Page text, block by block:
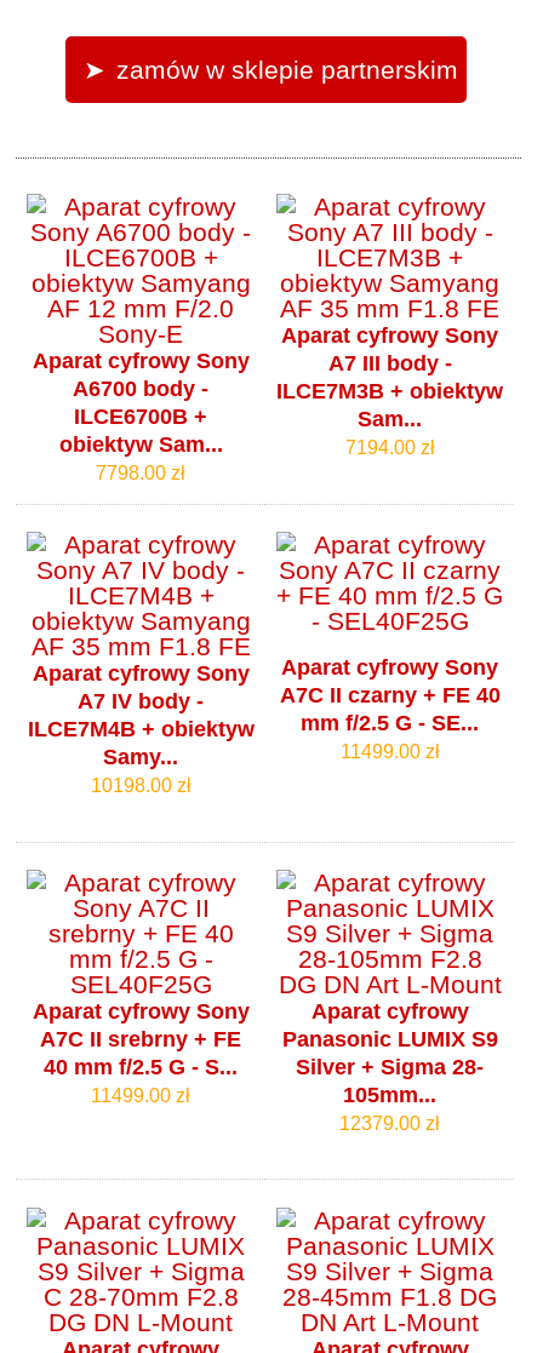
zamów w sklepie partnerskim
Aparat cyfrowy Sony
A6700 body -
ILCE6700B +
obiektyw Sam...
7798.00 zł
Aparat cyfrowy Sony
A7 III body -
ILCE7M3B + obiektyw
Sam...
7194.00 zł
Aparat cyfrowy Sony
A7 IV body -
ILCE7M4B + obiektyw
Samy...
10198.00 zł
Aparat cyfrowy Sony
A7C II czarny + FE 40
mm f/2.5 G - SE...
11499.00 zł
Aparat cyfrowy Sony
A7C II srebrny + FE
40 mm f/2.5 G - S...
11499.00 zł
Aparat cyfrowy
Panasonic LUMIX S9
Silver + Sigma 28-
105mm...
12379.00 zł